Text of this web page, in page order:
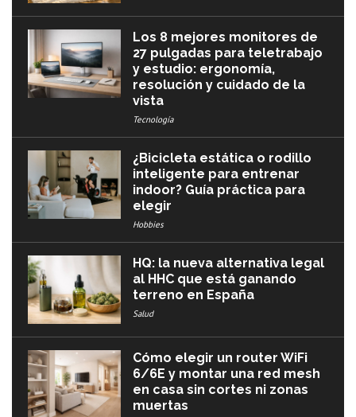
Los 8 mejores monitores de
27 pulgadas para teletrabajo
y estudio: ergonomía,
resolución y cuidado de la
vista
Tecnología
¿Bicicleta estática o rodillo
inteligente para entrenar
indoor? Guía práctica para
elegir
Hobbies
HQ: la nueva alternativa legal
al HHC que está ganando
terreno en España
Salud
Cómo elegir un router WiFi
6/6E y montar una red mesh
en casa sin cortes ni zonas
muertas